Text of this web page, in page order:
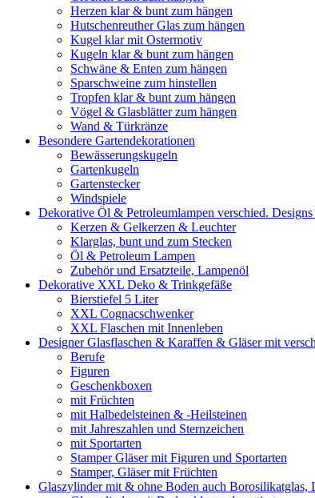
Herzen klar & bunt zum hängen
Hutschenreuther Glas zum hängen
Kugel klar mit Ostermotiv
Kugeln klar & bunt zum hängen
Schwäne & Enten zum hängen
Sparschweine zum hinstellen
Tropfen klar & bunt zum hängen
Vögel & Glasblätter zum hängen
Wand & Türkränze
Besondere Gartendekorationen
Bewässerungskugeln
Gartenkugeln
Gartenstecker
Windspiele
Dekorative Öl & Petroleumlampen verschied.
Kerzen & Gelkerzen & Leuchter
Klarglas, bunt und zum Stecken
Öl & Petroleum Lampen
Zubehör und Ersatzteile, Lampenöl
Dekorative XXL Deko & Trinkgefäße
Bierstiefel 5 Liter
XXL Cognacschwenker
XXL Flaschen mit Innenleben
Designer Glasflaschen & Karaffen & Gläser mit
Berufe
Figuren
Geschenkboxen
mit Früchten
mit Halbedelsteinen & -Heilsteinen
mit Jahreszahlen und Sternzeichen
mit Sportarten
Stamper Gläser mit Figuren und Sportarten
Stamper, Gläser mit Früchten
Glaszylinder mit & ohne Boden auch Borosilikatglas,